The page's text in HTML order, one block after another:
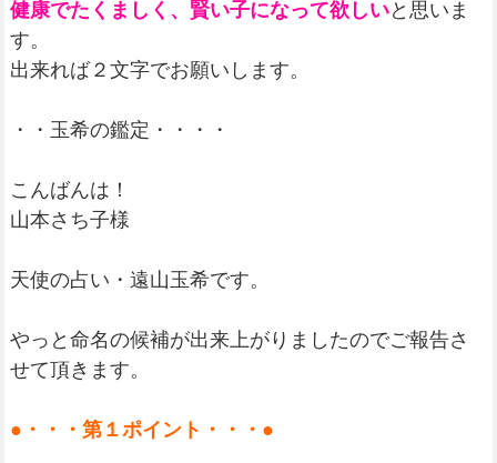
健康でたくましく、賢い子になって欲しいと思いま
す。
出来れば２文字でお願いします。
・・玉希の鑑定・・・・
こんばんは！
山本さち子様
天使の占い・遠山玉希です。
やっと命名の候補が出来上がりましたのでご報告さ
せて頂きます。
●・・・第１ポイント・・・●